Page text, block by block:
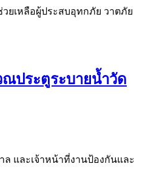
ยเหลือผู้ประสบอุทกภัย วาตภัย
ประตูระบายน้ำวัด
ล และเจ้าหน้าที่งานป้องกันและ